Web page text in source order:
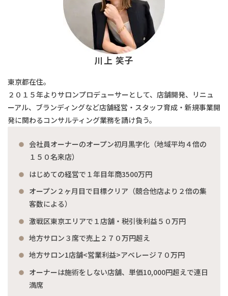
川上 笑子
東京都在住。
２０１５年よりサロンプロデューサーとして、店舗開発、リニュ
ーアル、ブランディングなど店舗経営・スタッフ育成・新規事業開
発に関わるコンサルティング業務を請け負う。
会社員オーナーのオープン初月黒字化（地域平均４倍の
１５０名来店）
はじめての経営で１年目年商3500万円
オープン２ヶ月目で目標クリア（競合他店より２倍の集
客数による）
激戦区東京エリアで１店舗・税引後利益５０万円
地方サロン３席で売上２７０万円超え
地方サロン1店舗<営業利益>アベレージ７０万円
オーナーは施術をしない店舗、単価10,000円超えで連日
満席